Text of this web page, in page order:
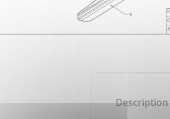
Description